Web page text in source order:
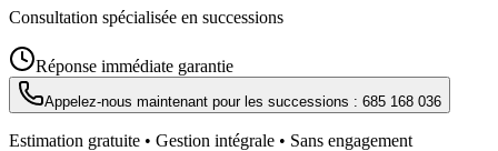
Consultation spécialisée en successions
Réponse immédiate garantie
Appelez-nous maintenant pour les successions : 685 168 036
Estimation gratuite • Gestion intégrale • Sans engagement